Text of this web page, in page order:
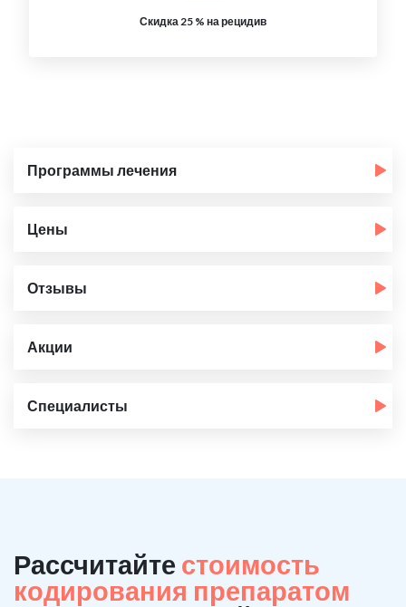
Скидка 25 % на рецидив
Программы лечения
Цены
Отзывы
Акции
Специалисты
Рассчитайте стоимость
кодирования препаратом